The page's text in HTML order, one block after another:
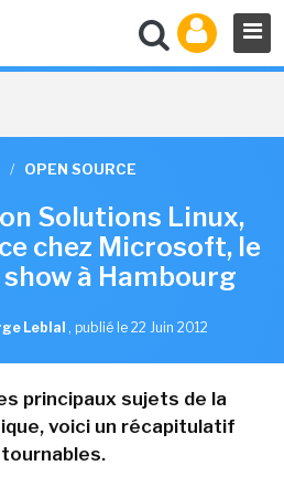
/ OPEN SOURCE
Solutions Linux,
chez Microsoft, le
à Hambourg
Leblal , publié le 22 Juin 2012
principaux sujets de la
voici un récapitulatif